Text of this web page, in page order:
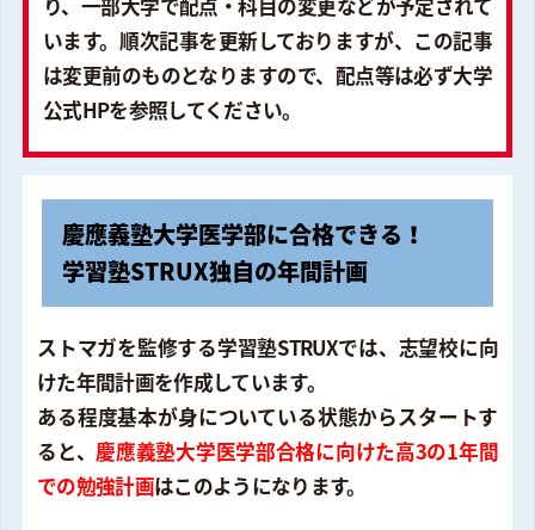
り、一部大学で配点・科目の変更などが予定されて
います。順次記事を更新しておりますが、この記事
は変更前のものとなりますので、配点等は必ず大学
公式HPを参照してください。
慶應義塾大学医学部に合格できる！
学習塾STRUX独自の年間計画
ストマガを監修する学習塾STRUXでは、志望校に向
けた年間計画を作成しています。
ある程度基本が身についている状態からスタートす
ると、慶應義塾大学医学部合格に向けた高3の1年間
での勉強計画はこのようになります。